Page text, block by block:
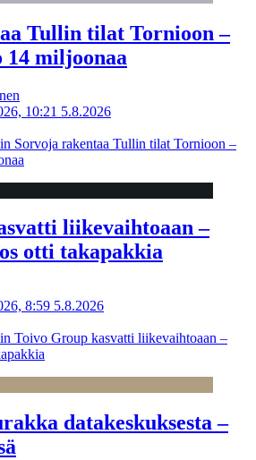
Tullin tilat Tornioon –
14 miljoonaa
10:21 5.8.2026
Sorvoja rakentaa Tullin tilat Tornioon –
liikevaihtoaan –
otti takapakkia
8:59 5.8.2026
Toivo Group kasvatti liikevaihtoaan –
datakeskuksesta –